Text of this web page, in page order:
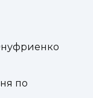
по